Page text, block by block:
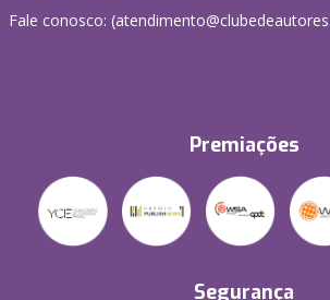
Fale conosco:
Premiações
Segurança